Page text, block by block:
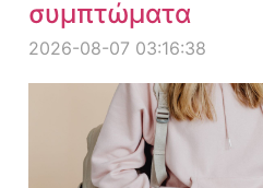
συμπτώματα
2026-08-07 03:16:38